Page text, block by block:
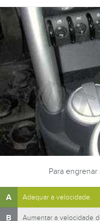
Para
A Adequar a velocidade.
B Aumentar a velocidade